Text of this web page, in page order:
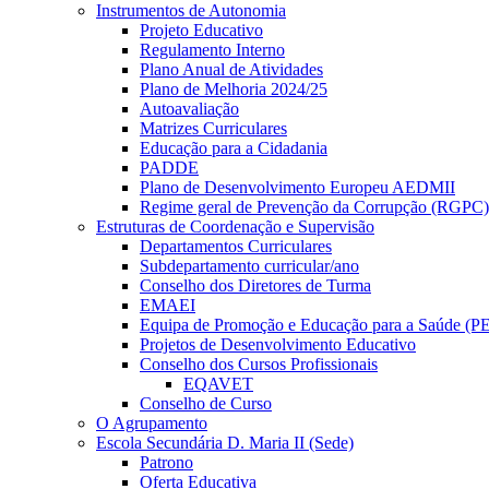
Instrumentos de Autonomia
Projeto Educativo
Regulamento Interno
Plano Anual de Atividades
Plano de Melhoria 2024/25
Autoavaliação
Matrizes Curriculares
Educação para a Cidadania
PADDE
Plano de Desenvolvimento Europeu AEDMII
Regime geral de Prevenção da Corrupção (RGPC)
Estruturas de Coordenação e Supervisão
Departamentos Curriculares
Subdepartamento curricular/ano
Conselho dos Diretores de Turma
EMAEI
Equipa de Promoção e Educação para a Saúde
Projetos de Desenvolvimento Educativo
Conselho dos Cursos Profissionais
EQAVET
Conselho de Curso
O Agrupamento
Escola Secundária D. Maria II (Sede)
Patrono
Oferta Educativa